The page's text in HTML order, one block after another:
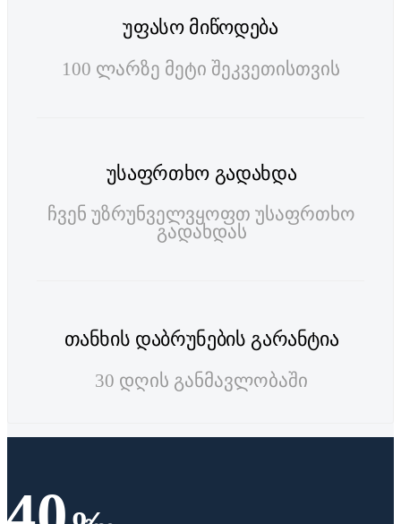
უფასო მიწოდება
100 ლარზე მეტი შეკვეთისთვის
უსაფრთხო გადახდა
ჩვენ უზრუნველვყოფთ უსაფრთხო
გადახდას
თანხის დაბრუნების გარანტია
30 დღის განმავლობაში